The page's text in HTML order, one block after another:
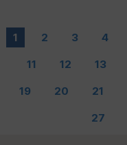
1 2 3 4
11 12 13
19 20 21
27